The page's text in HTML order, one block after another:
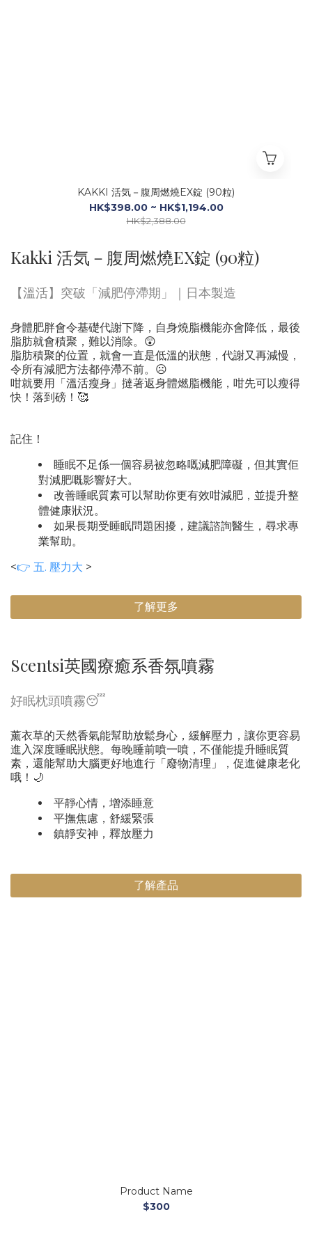
KAKKI 活気－腹周燃燒EX錠 (90粒)
HK$398.00 ~ HK$1,194.00
HK$2,388.00
Kakki 活気－腹周燃燒EX錠 (90粒)
【溫活】突破「減肥停滯期」｜日本製造
身體肥胖會令基礎代謝下降，自身燒脂機能亦會降低，最後
脂肪就會積聚，難以消除。😲
脂肪積聚的位置，就會一直是低溫的狀態，代謝又再減慢，
令所有減肥方法都停滯不前。☹️
咁就要用「溫活瘦身」撻著返身體燃脂機能，咁先可以瘦得
快！落到磅！🥰
記住！
睡眠不足係一個容易被忽略嘅減肥障礙，但其實佢
對減肥嘅影響好大。
改善睡眠質素可以幫助你更有效咁減肥，並提升整
體健康狀況。
如果長期受睡眠問題困擾，建議諮詢醫生，尋求專
業幫助。
<👉 五. 壓力大 >
了解更多
Scentsi英國療癒系香氛噴霧
好眠枕頭噴霧😴
薰衣草的天然香氣能幫助放鬆身心，緩解壓力，讓你更容易
進入深度睡眠狀態。每晚睡前噴一噴，不僅能提升睡眠質
素，還能幫助大腦更好地進行「廢物清理」，促進健康老化
哦！🌙
平靜心情，增添睡意
平撫焦慮，舒緩緊張
鎮靜安神，釋放壓力
了解產品
Product Name
$300